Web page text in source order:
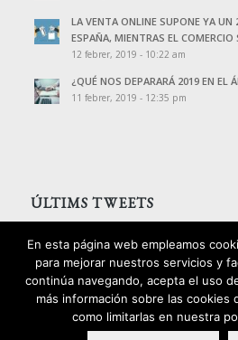
LA VENTA ONLINE SUPONE YA UN
ESPAÑA, MIENTRAS EL COMERCIO
12 febrer, 2019 - 10:22 am
¿QUÉ NOS DEPARARÁ 2019 EN EL
11 febrer, 2019 - 12:35 pm
ÚLTIMS TWEETS
Tweets de @PalomoAssessors
2016 © Copyright - Palomo Consultors
En esta página web empleamos
para mejorar nuestros servicios y
continúa navegando, acepta el uso
más información sobre las cookies
como limitarlas en nuestra